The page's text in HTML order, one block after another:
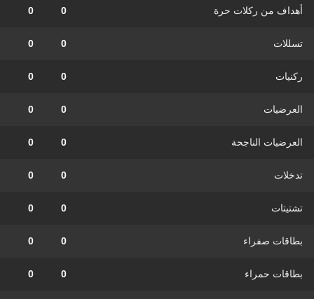
أهداف من ركلات حرة 0
0
تسللات 0
0
ركنيات 0
0
العرضيات 0
0
العرضيات الناجحة 0
0
تدخلات 0
0
تشتيتات 0
0
بطاقات صفراء 0
0
بطاقات حمراء 0
0